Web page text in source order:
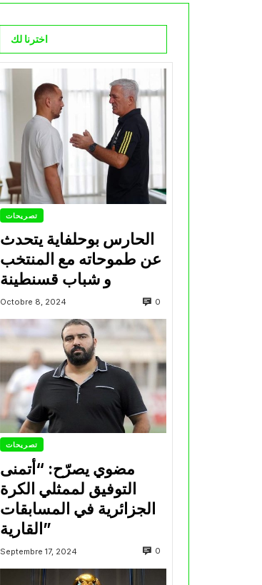
اخترنا لك
تصريحات
الحارس بوحلفاية يتحدث
عن طموحاته مع المنتخب
و شباب قسنطينة
Octobre 8, 2024 0
تصريحات
مضوي يصرّح: “أتمنى
التوفيق لممثلي الكرة
الجزائرية في المسابقات
القارية”
Septembre 17, 2024 0